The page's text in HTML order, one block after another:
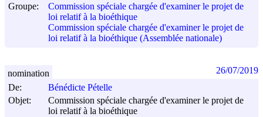
Groupe:
Commission spéciale chargée d'examiner le projet de
loi relatif à la bioéthique
Commission spéciale chargée d'examiner le projet de
loi relatif à la bioéthique (Assemblée nationale)
De:
Bénédicte Pételle
Objet:
Commission spéciale chargée d'examiner le projet de
loi relatif à la bioéthique
nomination 26/07/2019